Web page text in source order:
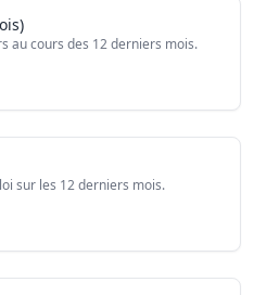
au cours des 12 derniers mois.
sur les 12 derniers mois.